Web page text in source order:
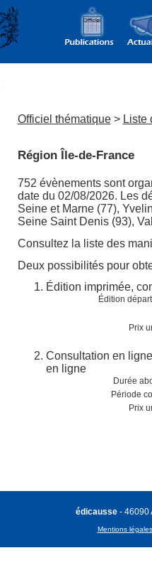
Officiel thématique> Liste
Région Île-de-France
752 évènements sont
date du 02/08/2026. Les
Seine et Marne (77),
Seine Saint Denis (93),
Consultez la liste des
Deux possibilités pour
Édition imprimée,
Édition
Prix
Consultation en
en ligne
Durée
Période
Prix
édicausse - 46090
Mentions légales